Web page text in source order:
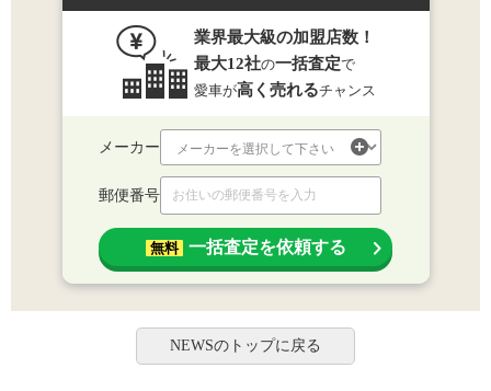
業界最大級の加盟店数！
最大12社の一括査定で
愛車が高く売れるチャンス
メーカー
郵便番号
無料 一括査定を依頼する
NEWSのトップに戻る